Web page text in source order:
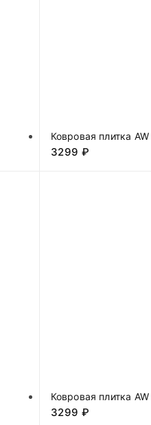
Ковровая плитка
3299 ₽
Ковровая плитка
3299 ₽